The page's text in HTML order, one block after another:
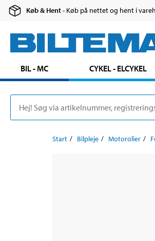
Køb & Hent- Køb på nettet og hent i
BIL - MC CYKEL - ELCYKEL
Start Bilpleje Motorolier